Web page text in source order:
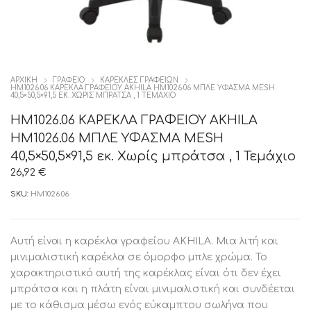
ΑΡΧΙΚΉ ΓΡΑΦΕΙΟ
ΚΑΡΈΚΛΕΣ ΓΡΑΦΕΊΩΝ
HM1026.06 ΚΑΡΕΚΛΑ ΓΡΑΦΕΙΟΥ AKHILA HM1026.06 ΜΠΛΕ ΥΦΑΣΜΑ MESH
40,5×50,5×91,5 ΕΚ. ΧΩΡΊΣ ΜΠΡΆΤΣΑ , 1 ΤΕΜΆΧΙΟ
HM1026.06 ΚΑΡΕΚΛΑ ΓΡΑΦΕΙΟΥ AKHILA
HM1026.06 ΜΠΛΕ ΥΦΑΣΜΑ MESH
40,5×50,5×91,5 εκ. Χωρίς μπράτσα , 1 Τεμάχιο
26,92 €
SKU: HM1026.06
Αυτή είναι η καρέκλα γραφείου AKHILA. Μια λιτή και
μινιμαλιστική καρέκλα σε όμορφο μπλε χρώμα. Το
χαρακτηριστικό αυτή της καρέκλας είναι ότι δεν έχει
μπράτσα και η πλάτη είναι μινιμαλιστική και συνδέεται
με το κάθισμα μέσω ενός εύκαμπτου σωλήνα που